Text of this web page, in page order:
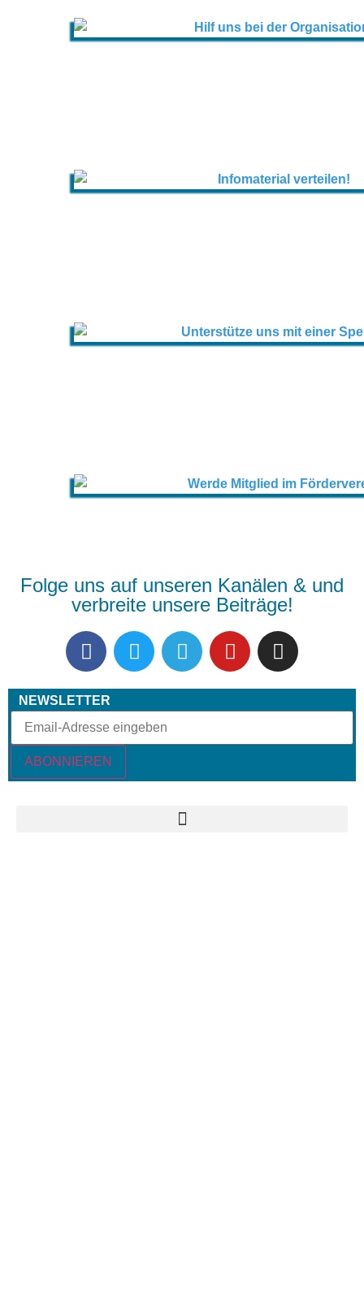
Folge uns auf unseren Kanälen & und
verbreite unsere Beiträge!
NEWSLETTER